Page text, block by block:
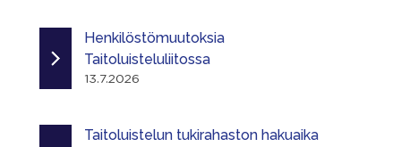
Henkilöstömuutoksia
Taitoluisteluliitossa
13.7.2026
Taitoluistelun tukirahaston hakuaika